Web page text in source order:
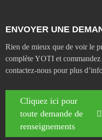
ENVOYER UNE
Rien de mieux que de voir le
complète YOTI et
contactez-nous pour plus
Cliquez ici pour
toute demande de
renseignements